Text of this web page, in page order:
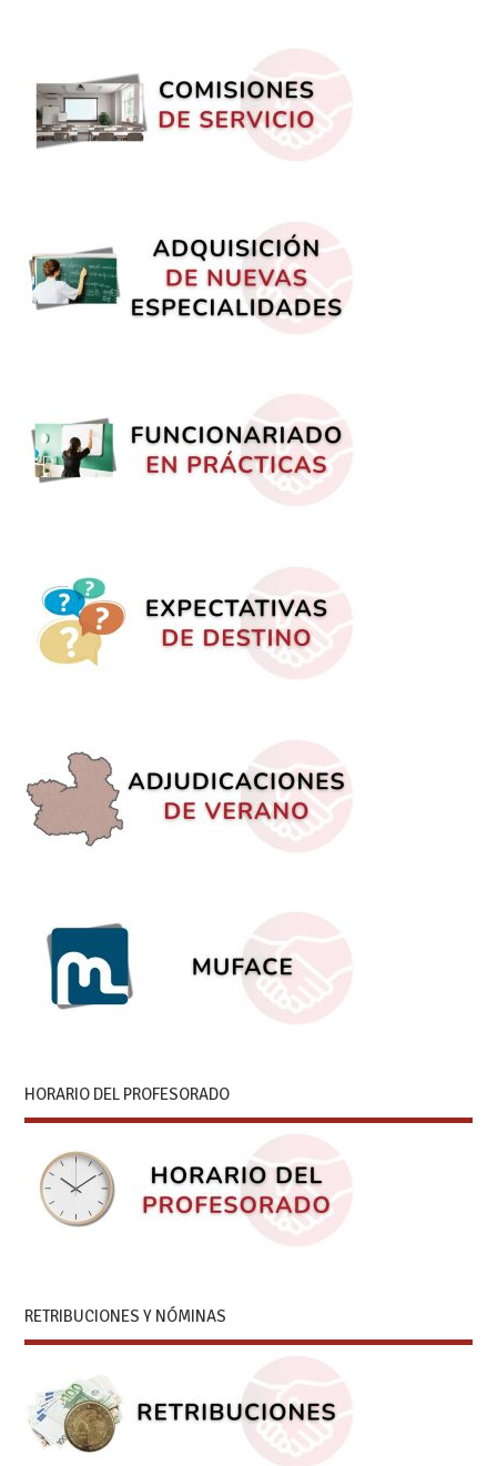
HORARIO DEL PROFESORADO
RETRIBUCIONES Y NÓMINAS